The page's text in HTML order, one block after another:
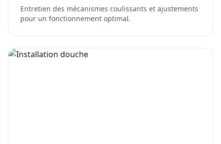
Entretien des mécanismes coulissants et ajustements
pour un fonctionnement optimal.